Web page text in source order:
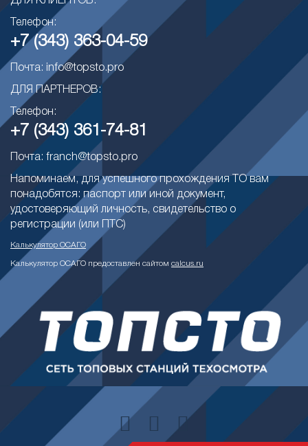
Телефон:
+7 (343) 363-04-59
Почта: info@topsto.pro
ДЛЯ ПАРТНЕРОВ:
Телефон:
+7 (343) 361-74-81
Почта: franch@topsto.pro
Напоминаем, для успешного прохождения ТО вам
понадобятся: паспорт или иной документ,
удостоверяющий личность, свидетельство о
регистрации (или ПТС)
Калькулятор ОСАГО
Калькулятор ОСАГО предоставлен сайтом calcus.ru